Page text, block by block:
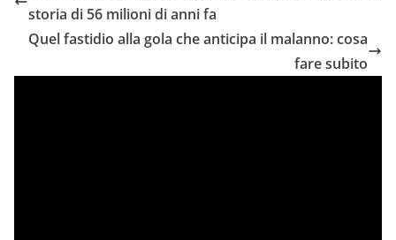
storia di 56 milioni di anni fa
Quel fastidio alla gola che anticipa il malanno: cosa
fare subito